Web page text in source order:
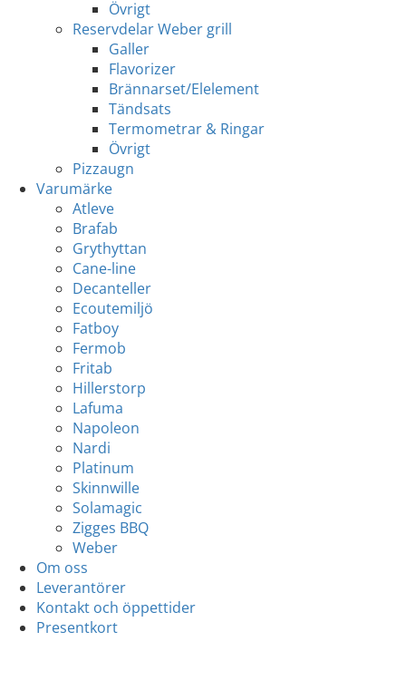
Övrigt
Reservdelar Weber grill
Galler
Flavorizer
Brännarset/Elelement
Tändsats
Termometrar & Ringar
Övrigt
Pizzaugn
Varumärke
Atleve
Brafab
Grythyttan
Cane-line
Decanteller
Ecoutemiljö
Fatboy
Fermob
Fritab
Hillerstorp
Lafuma
Napoleon
Nardi
Platinum
Skinnwille
Solamagic
Zigges BBQ
Weber
Om oss
Leverantörer
Kontakt och öppettider
Presentkort